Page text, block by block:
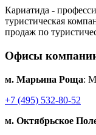
Кариатида -
туристическая
продаж по
Офисы
м. Марьина Роща:
+7 (495) 532-80-52
м. Октябрьское